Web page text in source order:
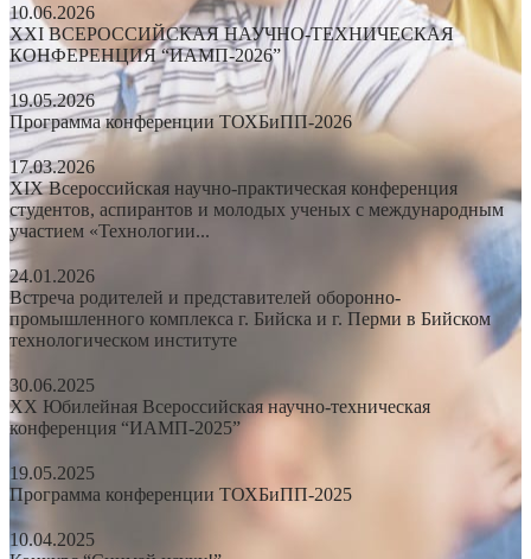
10.06.2026
XXI ВСЕРОССИЙСКАЯ НАУЧНО-ТЕХНИЧЕСКАЯ
КОНФЕРЕНЦИЯ “ИАМП-2026”
19.05.2026
Программа конференции ТОХБиПП-2026
17.03.2026
XIX Всероссийская научно-практическая конференция
студентов, аспирантов и молодых ученых с международным
участием «Технологии...
24.01.2026
Встреча родителей и представителей оборонно-
промышленного комплекса г. Бийска и г. Перми в Бийском
технологическом институте
30.06.2025
XX Юбилейная Всероссийская научно-техническая
конференция “ИАМП-2025”
19.05.2025
Программа конференции ТОХБиПП-2025
10.04.2025